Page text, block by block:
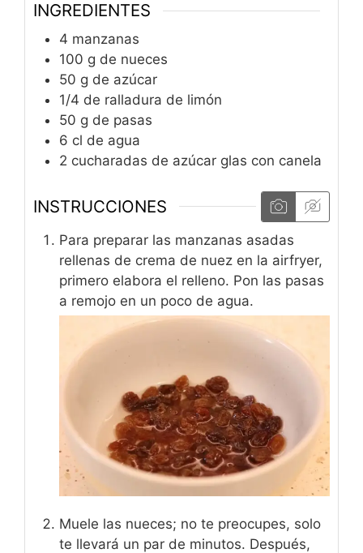
INGREDIENTES
4 manzanas
100 g de nueces
50 g de azúcar
1/4 de ralladura de limón
50 g de pasas
6 cl de agua
2 cucharadas de azúcar glas con canela
INSTRUCCIONES
Para preparar las manzanas asadas
rellenas de crema de nuez en la airfryer,
primero elabora el relleno. Pon las pasas
a remojo en un poco de agua.
Muele las nueces; no te preocupes, solo
te llevará un par de minutos. Después,